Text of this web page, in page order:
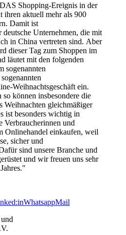
Shopping-Ereignis in der
aktuell mehr als 900
Damit ist
Unternehmen, die mit
in China vertreten sind. Aber
dieser Tag zum Shoppen im
läutet mit den folgenden
sogenannten
Weihnachtsgeschäft ein.
können insbesondere die
Weihnachten gleichmäßiger
ist besonders wichtig in
Verbraucherinnen und
Onlinehandel einkaufen, weil
sicher und
sind unsere Branche und
und wir freuen uns sehr
WhatsappMail